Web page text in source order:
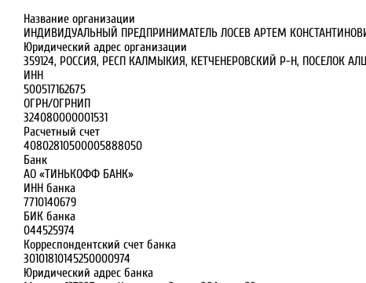
Название организации
ИНДИВИДУАЛЬНЫЙ ПРЕДПРИНИМАТЕЛЬ ЛОСЕВ АРТЕМ
Юридический адрес организации
359124, РОССИЯ, РЕСП КАЛМЫКИЯ, КЕТЧЕНЕРОВСКИЙ Р-Н, ПОСЕЛОК
ИНН
500517162675
ОГРН/ОГРНИП
324080000001531
Расчетный счет
40802810500005888050
Банк
АО «ТИНЬКОФФ БАНК»
ИНН банка
7710140679
БИК банка
044525974
Корреспондентский счет банка
30101810145250000974
Юридический адрес банка